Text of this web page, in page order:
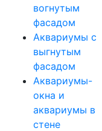
вогнутым
фасадом
Аквариумы с
выгнутым
фасадом
Аквариумы-
окна и
аквариумы в
стене